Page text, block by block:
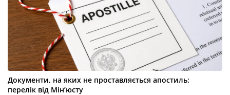
Документи, на яких не проставляється апостиль:
перелік від Мін’юсту